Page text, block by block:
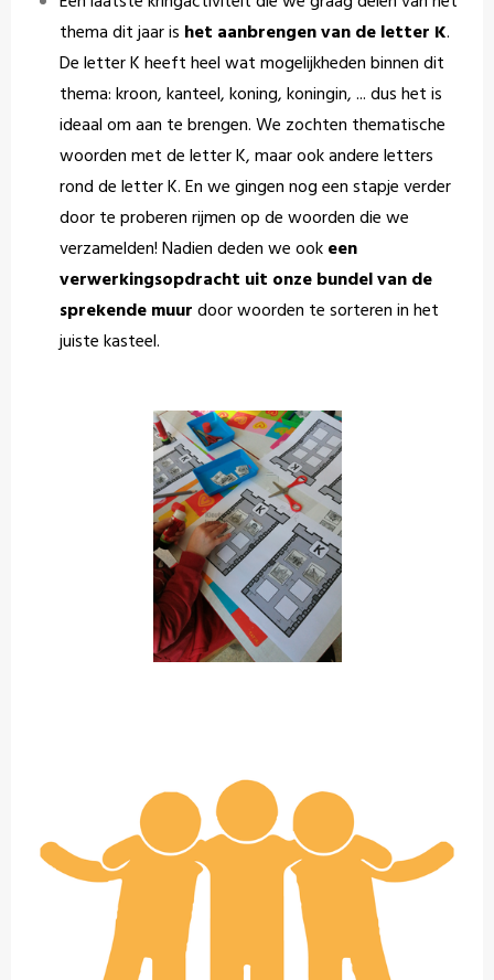
thema dit jaar is het aanbrengen van de letter K.
De letter K heeft heel wat mogelijkheden binnen dit
thema: kroon, kanteel, koning, koningin, ... dus het is
ideaal om aan te brengen. We zochten thematische
woorden met de letter K, maar ook andere letters
rond de letter K. En we gingen nog een stapje verder
door te proberen rijmen op de woorden die we
verzamelden! Nadien deden we ookeen
verwerkingsopdracht uit onze bundel van de
sprekende muurdoor woorden te sorteren in het
juiste kasteel.